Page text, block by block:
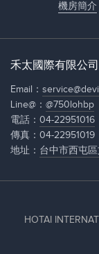
機房簡介
禾太國際有限公司
Email：
Line@： @750lohbp
電話： 04-22951016
傳真：04-22951019
地址： 台中市西屯
HOTAI